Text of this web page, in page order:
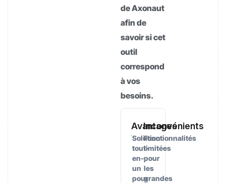
de Axonaut
afin de
savoir si cet
outil
correspond
à vos
besoins.
Avantages
Solution
tout-
en-
un
pour
Inconvénients
Fonctionnalités
limitées
pour
les
grandes